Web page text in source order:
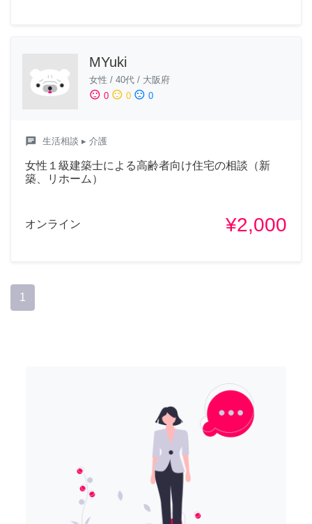
MYuki
女性 / 40代 / 大阪府
sentiment_satisfied 0 sentiment_neutral 0 sentiment_dissatisfied 0
chat 生活相談 ▸ 介護
女性１級建築士による高齢者向け住宅の相談（新
築、リホーム）
オンライン ¥2,000
1